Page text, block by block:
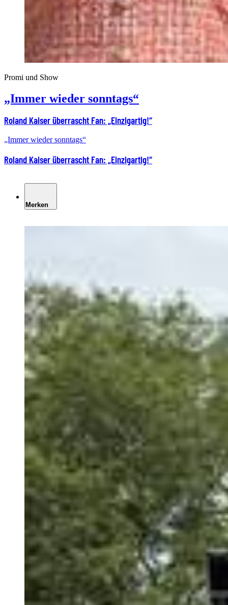
Promi und Show
„Immer wieder sonntags“
Roland Kaiser überrascht Fan: „Einzigartig!“
„Immer wieder sonntags“
Roland Kaiser überrascht Fan: „Einzigartig!“
Merken